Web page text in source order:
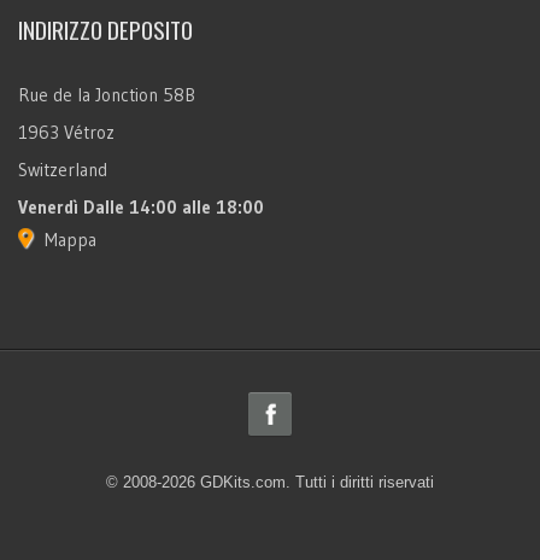
INDIRIZZO DEPOSITO
Rue de la Jonction 58B
1963 Vétroz
Switzerland
Venerdì Dalle 14:00 alle 18:00
Mappa
© 2008-2026 GDKits.com. Tutti i diritti riservati